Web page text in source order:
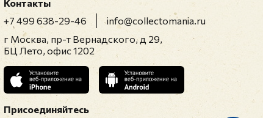
Контакты
+7 499 638-29-46
info@collectomania.ru
г Москва, пр-т Вернадского, д 29,
БЦ Лето, офис 1202
Присоединяйтесь